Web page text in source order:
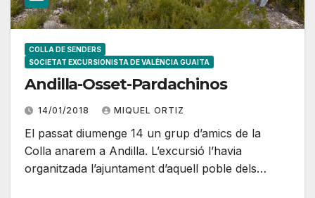
COLLA DE SENDERS
SOCIETAT EXCURSIONISTA DE VALÈNCIA GUAITA
Andilla-Osset-Pardachinos
14/01/2018 MIQUEL ORTIZ
El passat diumenge 14 un grup d’amics de la
Colla anarem a Andilla. L’excursió l’havia
organitzada l’ajuntament d’aquell poble dels…